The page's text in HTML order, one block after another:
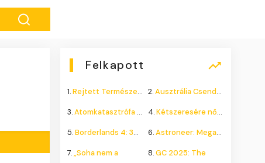
Felkapott
1.Rejtett Természeti Csoda 2.Ausztrália Csendes Összeomlása
3.Atomkatasztrófa 1985: A 4.Kétszeresére nőhet a
5.Borderlands 4: 300.000+ 6.Astroneer: Megatech DLC
7.„Soha nem a 8.GC 2025: The